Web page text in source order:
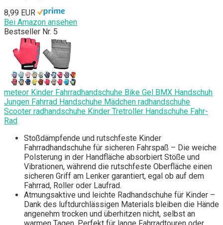
8,99 EUR
Bei Amazon ansehen
Bestseller Nr. 5
meteor Kinder Fahrradhandschuhe Bike Gel BMX Handschuh
Jungen Fahrrad Handschuhe Mädchen radhandschuhe
Scooter radhandschuhe Kinder Tretroller Handschuhe Fahr-
Rad
Stoßdämpfende und rutschfeste Kinder
Fahrradhandschuhe für sicheren Fahrspaß – Die weiche
Polsterung in der Handfläche absorbiert Stöße und
Vibrationen, während die rutschfeste Oberfläche einen
sicheren Griff am Lenker garantiert, egal ob auf dem
Fahrrad, Roller oder Laufrad.
Atmungsaktive und leichte Radhandschuhe für Kinder –
Dank des luftdurchlässigen Materials bleiben die Hände
angenehm trocken und überhitzen nicht, selbst an